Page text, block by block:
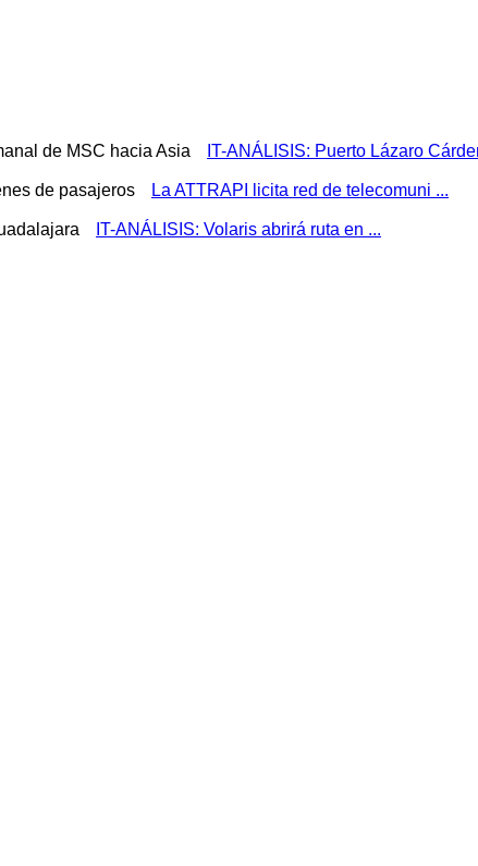
IT-ANÁLISIS: Puerto Lázaro
La ATTRAPI licita red de telecomuni ...
IT-ANÁLISIS: Volaris abrirá ruta en ...